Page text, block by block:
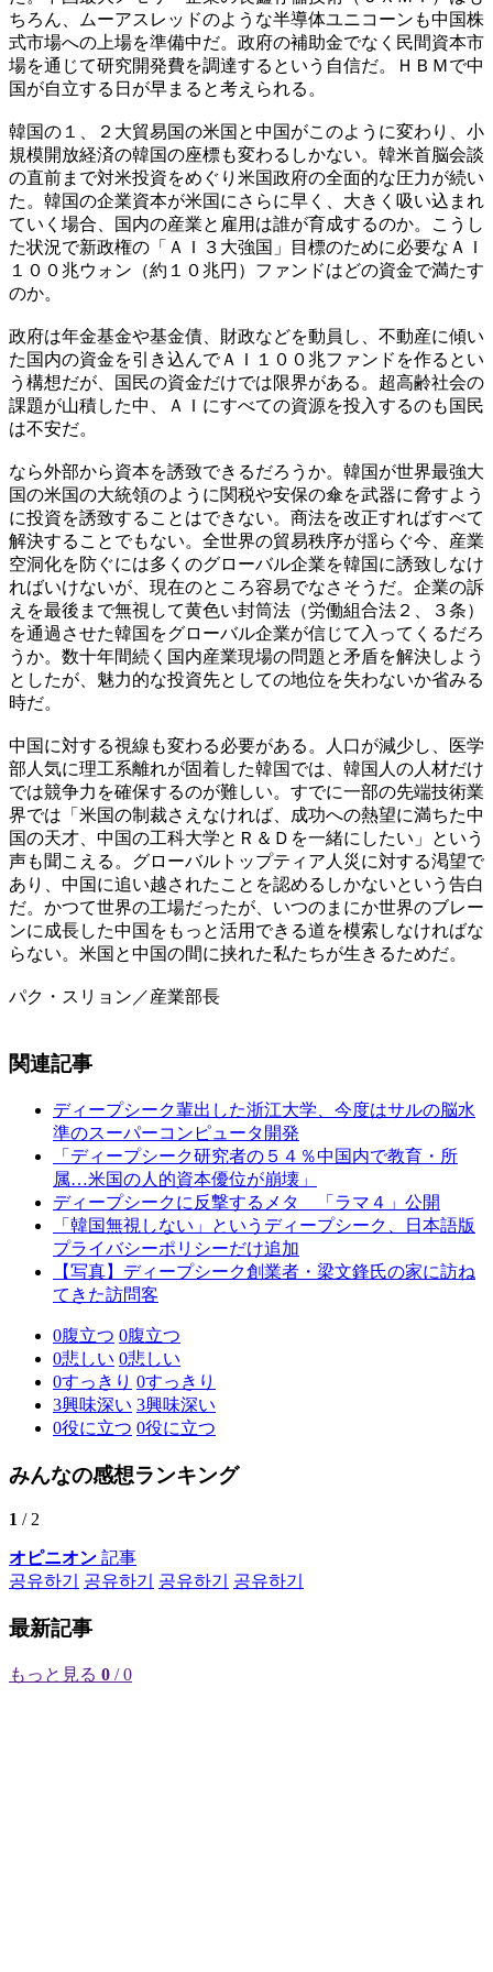
ちろん、ムーアスレッドのような半導体ユニコーンも中国株
式市場への上場を準備中だ。政府の補助金でなく民間資本市
場を通じて研究開発費を調達するという自信だ。ＨＢＭで中
国が自立する日が早まると考えられる。
韓国の１、２大貿易国の米国と中国がこのように変わり、小
規模開放経済の韓国の座標も変わるしかない。韓米首脳会談
の直前まで対米投資をめぐり米国政府の全面的な圧力が続い
た。韓国の企業資本が米国にさらに早く、大きく吸い込まれ
ていく場合、国内の産業と雇用は誰が育成するのか。こうし
た状況で新政権の「ＡＩ３大強国」目標のために必要なＡＩ
１００兆ウォン（約１０兆円）ファンドはどの資金で満たす
のか。
政府は年金基金や基金債、財政などを動員し、不動産に傾い
た国内の資金を引き込んでＡＩ１００兆ファンドを作るとい
う構想だが、国民の資金だけでは限界がある。超高齢社会の
課題が山積した中、ＡＩにすべての資源を投入するのも国民
は不安だ。
なら外部から資本を誘致できるだろうか。韓国が世界最強大
国の米国の大統領のように関税や安保の傘を武器に脅すよう
に投資を誘致することはできない。商法を改正すればすべて
解決することでもない。全世界の貿易秩序が揺らぐ今、産業
空洞化を防ぐには多くのグローバル企業を韓国に誘致しなけ
ればいけないが、現在のところ容易でなさそうだ。企業の訴
えを最後まで無視して黄色い封筒法（労働組合法２、３条）
を通過させた韓国をグローバル企業が信じて入ってくるだろ
うか。数十年間続く国内産業現場の問題と矛盾を解決しよう
としたが、魅力的な投資先としての地位を失わないか省みる
時だ。
中国に対する視線も変わる必要がある。人口が減少し、医学
部人気に理工系離れが固着した韓国では、韓国人の人材だけ
では競争力を確保するのが難しい。すでに一部の先端技術業
界では「米国の制裁さえなければ、成功への熱望に満ちた中
国の天才、中国の工科大学とＲ＆Ｄを一緒にしたい」という
声も聞こえる。グローバルトップティア人災に対する渇望で
あり、中国に追い越されたことを認めるしかないという告白
だ。かつて世界の工場だったが、いつのまにか世界のブレー
ンに成長した中国をもっと活用できる道を模索しなければな
らない。米国と中国の間に挟れた私たちが生きるためだ。
パク・スリョン／産業部長
関連記事
ディープシーク輩出した浙江大学、今度はサルの脳水
準のスーパーコンピュータ開発
「ディープシーク研究者の５４％中国内で教育・所
属…米国の人的資本優位が崩壊」
ディープシークに反撃するメタ 「ラマ４」公開
「韓国無視しない」というディープシーク、日本語版
プライバシーポリシーだけ追加
【写真】ディープシーク創業者・梁文鋒氏の家に訪ね
てきた訪問客
0腹立つ 0腹立つ
0悲しい 0悲しい
0すっきり 0すっきり
3興味深い 3興味深い
0役に立つ 0役に立つ
みんなの感想ランキング
1 / 2
オピニオン 記事
공유하기
공유하기 공유하기 공유하기
最新記事
もっと見る 0 / 0